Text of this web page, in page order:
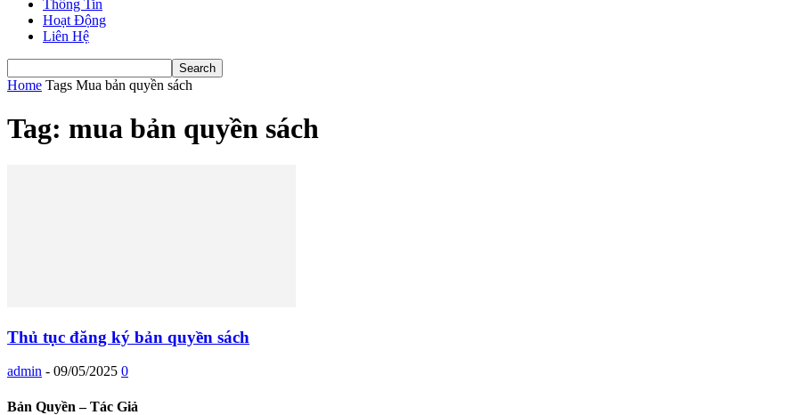
Thông Tin
Hoạt Động
Liên Hệ
Home Tags Mua bản quyền sách
Tag: mua bản quyền sách
Thủ tục đăng ký bản quyền sách
admin - 09/05/2025 0
Bản Quyền – Tác Giả